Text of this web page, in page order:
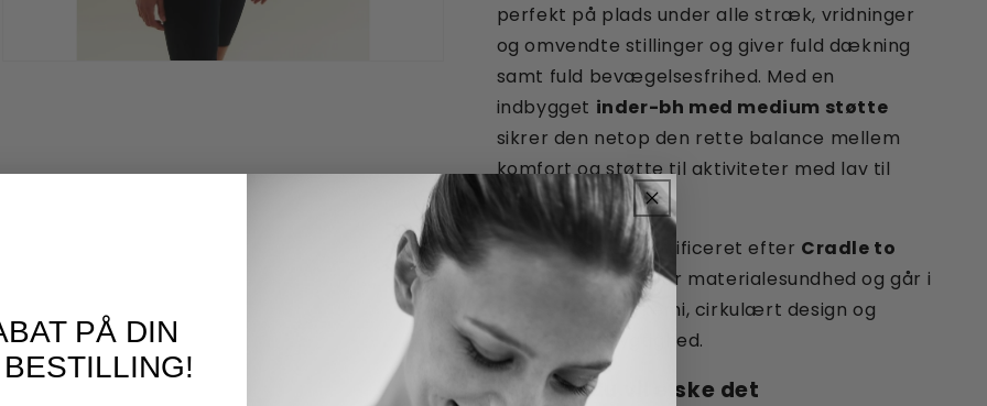
perfekt på plads under alle stræk, vridninger
og omvendte stillinger og giver fuld dækning
samt fuld bevægelsesfrihed. Med en
indbygget inder-bh med medium støtte
sikrer den netop den rette balance mellem
komfort og støtte til aktiviteter med lav til
middel belastning.
Denne trøje er certificeret efter Cradle to
og Platin for materialesundhed og går i
spidsen for ren kemi, cirkulært design og
ægte bæredygtighed.
Hvorfor du vil elske det
PÅ DIN